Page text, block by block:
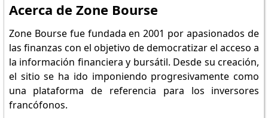
Acerca de Zone Bourse
Zone Bourse fue fundada en 2001 por apasionados de
las finanzas con el objetivo de democratizar el acceso a
la información financiera y bursátil. Desde su creación,
el sitio se ha ido imponiendo progresivamente como
una plataforma de referencia para los inversores
francófonos.